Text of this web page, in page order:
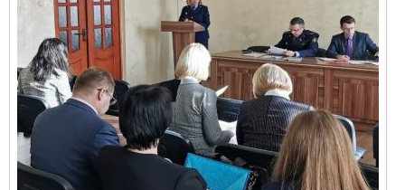
Правы працоўных
Сацыяльныя правы